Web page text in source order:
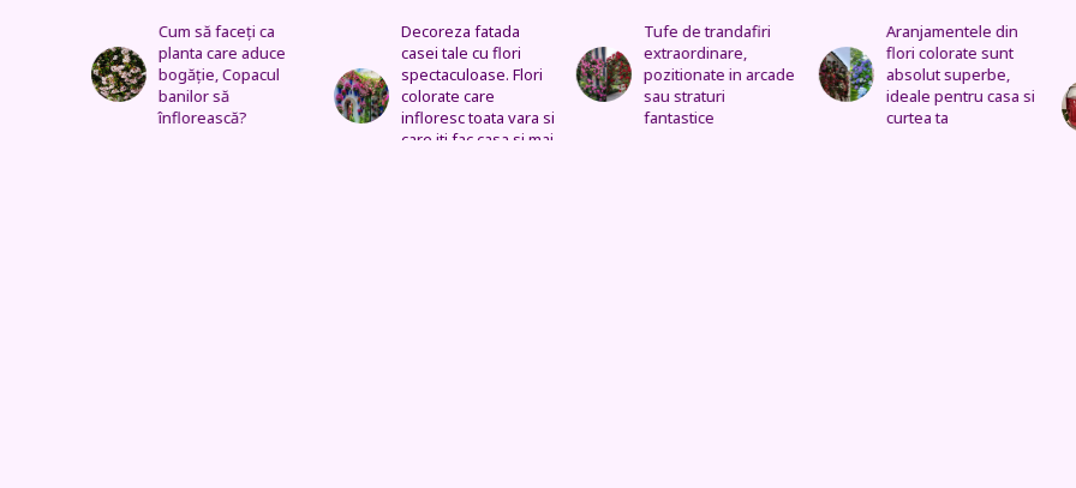
Decoreza fatada
casei tale cu flori
spectaculoase. Flori
colorate care
infloresc toata vara si
Tufe de trandafiri
extraordinare,
pozitionate in arcade
sau straturi
fantastice
Aranjamentele din
flori colorate sunt
absolut superbe,
ideale pentru casa si
curtea ta
Uleiul de trandafir
tratează stomacul,
bolile organelor
genitale feminine,
insomnia, durerile de